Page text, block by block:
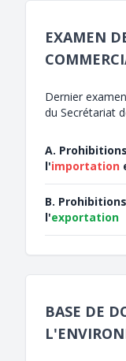
EXAMEN
Dernier
du Secrétariat
A.
l'importation
B.
l'exportation
BASE DE